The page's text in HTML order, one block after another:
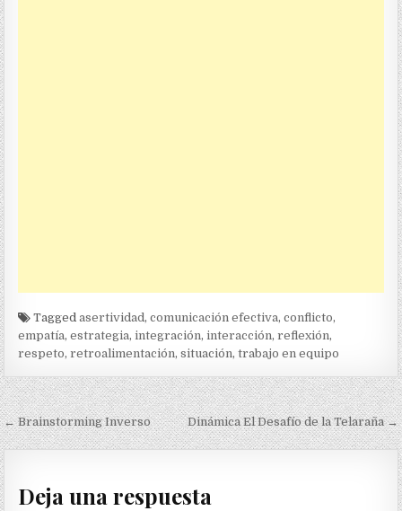
Taggedasertividad,comunicación efectiva,conflicto,
empatía,estrategia,integración,interacción,reflexión,
respeto,retroalimentación,situación,trabajo en equipo
Navegación
de
entradas
← Brainstorming Inverso Dinámica El Desafío de la Telaraña →
Deja una respuesta